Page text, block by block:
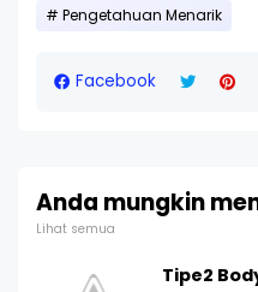
Pengetahuan Menarik
Facebook
Anda mungkin
Lihat semua
Tipe2